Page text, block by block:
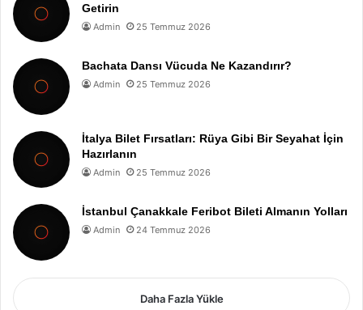
Getirin
Admin 25 Temmuz 2026
Bachata Dansı Vücuda Ne Kazandırır?
Admin 25 Temmuz 2026
İtalya Bilet Fırsatları: Rüya Gibi Bir Seyahat İçin
Hazırlanın
Admin 25 Temmuz 2026
İstanbul Çanakkale Feribot Bileti Almanın Yolları
Admin 24 Temmuz 2026
Daha Fazla Yükle